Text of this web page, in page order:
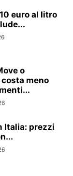
euro al litro
o
meno
Italia: prezzi